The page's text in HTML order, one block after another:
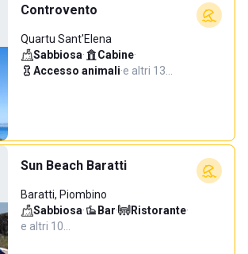
Controvento
Quartu Sant'Elena
Sabbiosa· Cabine·
Accesso animali·e altri 13…
Sun Beach Baratti
Baratti, Piombino
Sabbiosa· Bar· Ristorante·
e altri 10…